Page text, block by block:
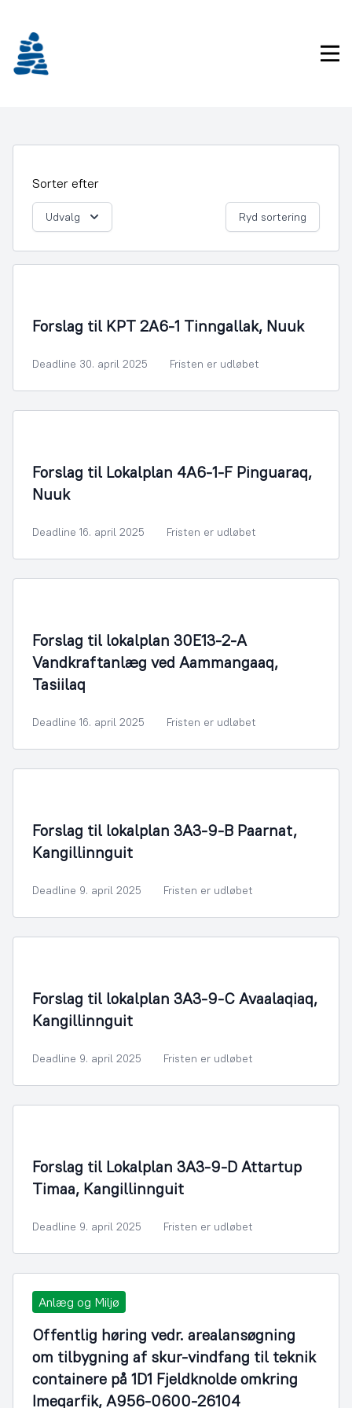
indhold
Sorter efter
Udvalg Ryd sortering
Forslag til KPT 2A6-1 Tinngallak, Nuuk
Deadline 30. april 2025 Fristen er udløbet
Forslag til Lokalplan 4A6-1-F Pinguaraq,
Nuuk
Deadline 16. april 2025 Fristen er udløbet
Forslag til lokalplan 30E13-2-A
Vandkraftanlæg ved Aammangaaq,
Tasiilaq
Deadline 16. april 2025 Fristen er udløbet
Forslag til lokalplan 3A3-9-B Paarnat,
Kangillinnguit
Deadline 9. april 2025 Fristen er udløbet
Forslag til lokalplan 3A3-9-C Avaalaqiaq,
Kangillinnguit
Deadline 9. april 2025 Fristen er udløbet
Forslag til Lokalplan 3A3-9-D Attartup
Timaa, Kangillinnguit
Deadline 9. april 2025 Fristen er udløbet
Anlæg og Miljø
Offentlig høring vedr. arealansøgning
om tilbygning af skur-vindfang til teknik
containere på 1D1 Fjeldknolde omkring
Imeqarfik, A956-0600-26104